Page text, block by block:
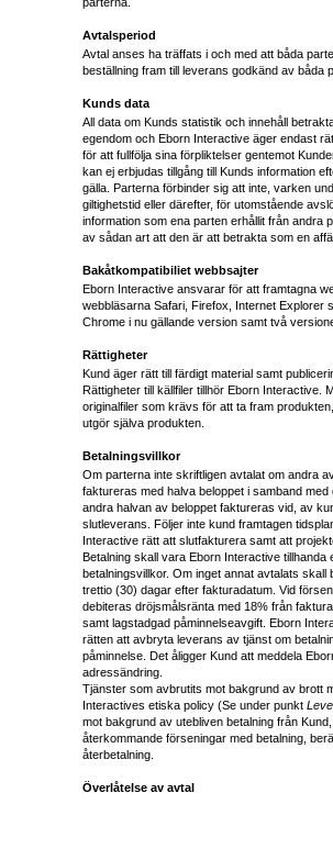
Avtalsperiod
Avtal anses ha träffats i och med att båda
beställning fram till leverans godkänd av båda
Kunds data
All data om Kunds statistik och innehåll
egendom och Eborn Interactive äger endast
för att fullfölja sina förpliktelser gentemot
kan ej erbjudas tillgång till Kunds information
gälla. Parterna förbinder sig att inte, varken
giltighetstid eller därefter, för utomstående
information som ena parten erhållit från andra
av sådan art att den är att betrakta som en
Bakåtkompatibiliet webbsajter
Eborn Interactive ansvarar för att framtagna
webbläsarna Safari, Firefox, Internet Explorer
Chrome i nu gällande version samt två
Rättigheter
Kund äger rätt till färdigt material samt
Rättigheter till källfiler tillhör Eborn Interactive.
originalfiler som krävs för att ta fram
utgör själva produkten.
Betalningsvillkor
Om parterna inte skriftligen avtalat om andra
faktureras med halva beloppet i samband med
andra halvan av beloppet faktureras vid, av
slutleverans. Följer inte kund framtagen
Interactive rätt att slutfakturera samt att
Betalning skall vara Eborn Interactive tillhanda
betalningsvillkor. Om inget annat avtalats skall
trettio (30) dagar efter fakturadatum. Vid
debiteras dröjsmålsränta med 18% från
samt lagstadgad påminnelseavgift. Eborn
rätten att avbryta leverans av tjänst om
påminnelse. Det åligger Kund att meddela
adressändring.
Tjänster som avbrutits mot bakgrund av brott
Interactives etiska policy (Se under punkt
mot bakgrund av utebliven betalning från
återkommande förseningar med betalning,
återbetalning.
Överlåtelse av avtal